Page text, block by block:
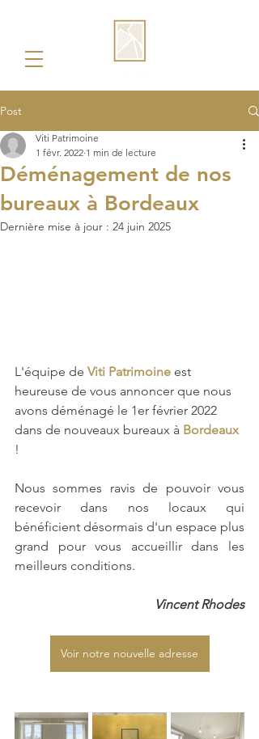
Post
Déménagement de nos
bureaux à Bordeaux
Viti Patrimoine
1 févr. 2022 1 min de lecture
Dernière mise à jour : 24 juin 2025
L'équipe de Viti Patrimoine est
heureuse de vous annoncer que nous
avons déménagé le 1er février 2022
dans de nouveaux bureaux à Bordeaux
!
Nous sommes ravis de pouvoir vous
recevoir dans nos locaux qui
bénéficient désormais d'un espace plus
grand pour vous accueillir dans les
meilleurs conditions.
Vincent Rhodes
Voir notre nouvelle adresse